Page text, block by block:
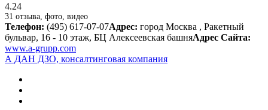
4.24
31 отзыва, фото, видео
Телефон: (495) 617-07-07Адрес: город Москва , Ракетный
бульвар, 16 - 10 этаж, БЦ Алексеевская башняАдрес Сайта:
www.a-grupp.com
А ДАН ДЗО, консалтинговая компания